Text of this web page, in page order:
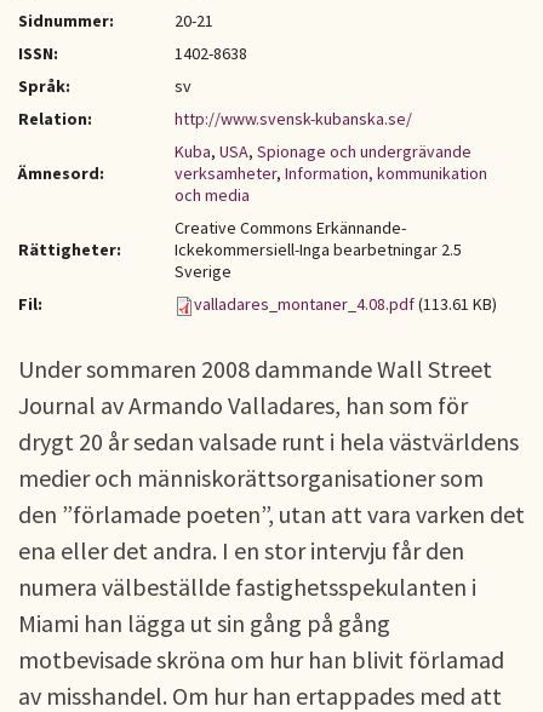
Sidnummer:
20-21
ISSN:
1402-8638
Språk:
sv
Relation:
http://www.svensk-kubanska.se/
Ämnesord:
Kuba, USA, Spionage och undergrävande
verksamheter, Information, kommunikation
och media
Rättigheter:
Creative Commons Erkännande-
Ickekommersiell-Inga bearbetningar 2.5
Sverige
Fil:
valladares_montaner_4.08.pdf(113.61 KB)
Under sommaren 2008 dammande Wall Street
Journal av Armando Valladares, han som för
drygt 20 år sedan valsade runt i hela västvärldens
medier och människorättsorganisationer som
den ”förlamade poeten”, utan att vara varken det
ena eller det andra. I en stor intervju får den
numera välbeställde fastighetsspekulanten i
Miami han lägga ut sin gång på gång
motbevisade skröna om hur han blivit förlamad
av misshandel. Om hur han ertappades med att